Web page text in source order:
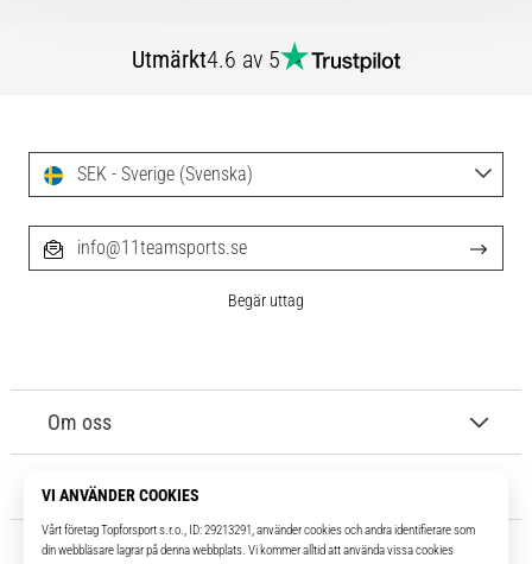
Utmärkt4.6 av 5
Om oss
Kundtjänst
SEK - Sverige (Svenska)
info@11teamsports.se
Begär uttag